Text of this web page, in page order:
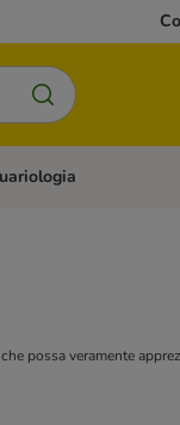
Categoria: Roditori
possa veramente